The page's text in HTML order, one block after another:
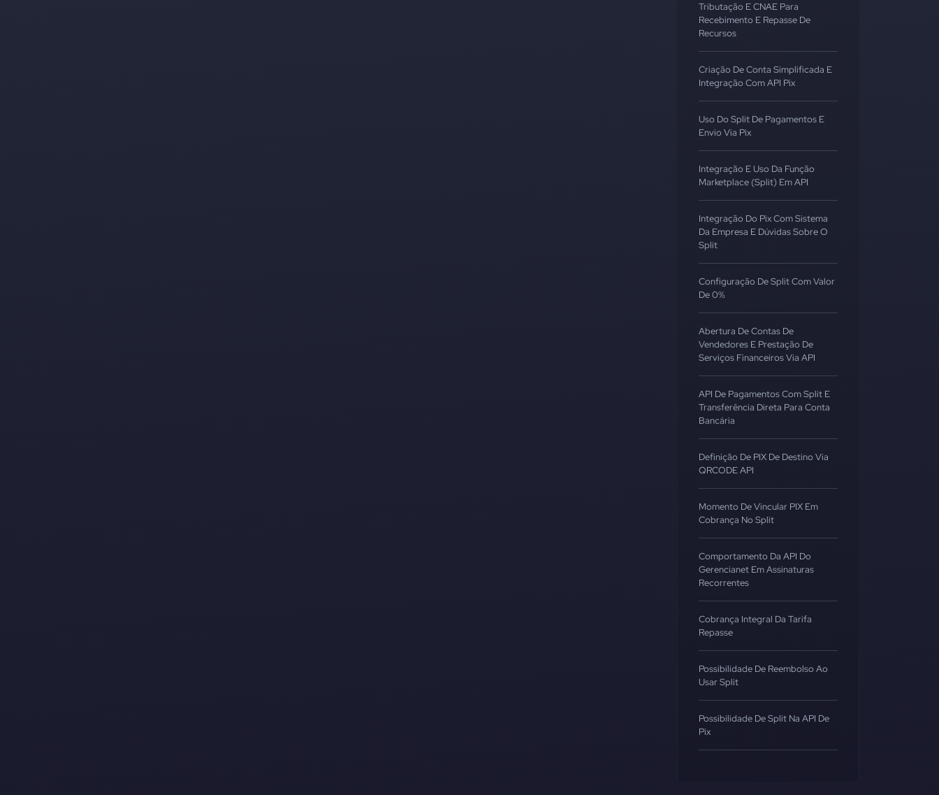
Tributação E CNAE Para
Recebimento E Repasse De
Recursos
Criação De Conta Simplificada E
Integração Com API Pix
Uso Do Split De Pagamentos E
Envio Via Pix
Integração E Uso Da Função
Marketplace (Split) Em API
Integração Do Pix Com Sistema
Da Empresa E Dúvidas Sobre O
Split
Configuração De Split Com Valor
De 0%
Abertura De Contas De
Vendedores E Prestação De
Serviços Financeiros Via API
API De Pagamentos Com Split E
Transferência Direta Para Conta
Bancária
Definição De PIX De Destino Via
QRCODE API
Momento De Vincular PIX Em
Cobrança No Split
Comportamento Da API Do
Gerencianet Em Assinaturas
Recorrentes
Cobrança Integral Da Tarifa
Repasse
Possibilidade De Reembolso Ao
Usar Split
Possibilidade De Split Na API De
Pix